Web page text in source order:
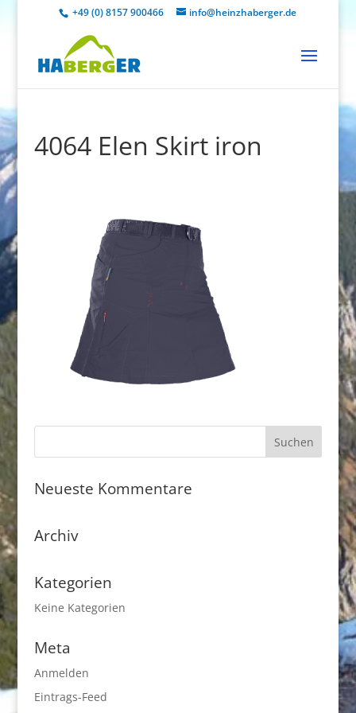
+49 (0) 8157 900466 info@heinzhaberger.de
4064 Elen Skirt iron
Neueste Kommentare
Archiv
Kategorien
Keine Kategorien
Meta
Anmelden
Eintrags-Feed